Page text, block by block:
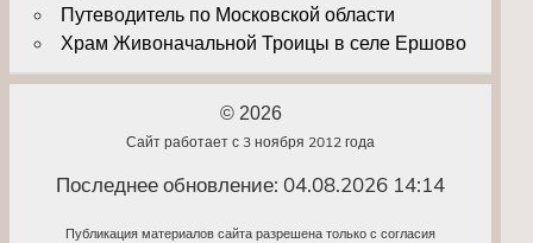
Путеводитель по Московской области
Храм Живоначальной Троицы в селе Ершово
© 2026
Сайт работает с 3 ноября 2012 года
Последнее обновление: 04.08.2026 14:14
Публикация материалов сайта разрешена только с согласия